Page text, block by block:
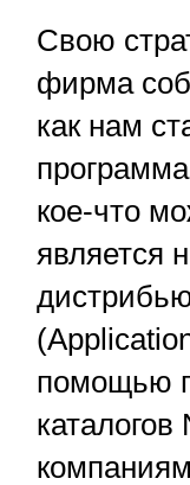
Свою
фирма
как нам
кое-что
является
помощью